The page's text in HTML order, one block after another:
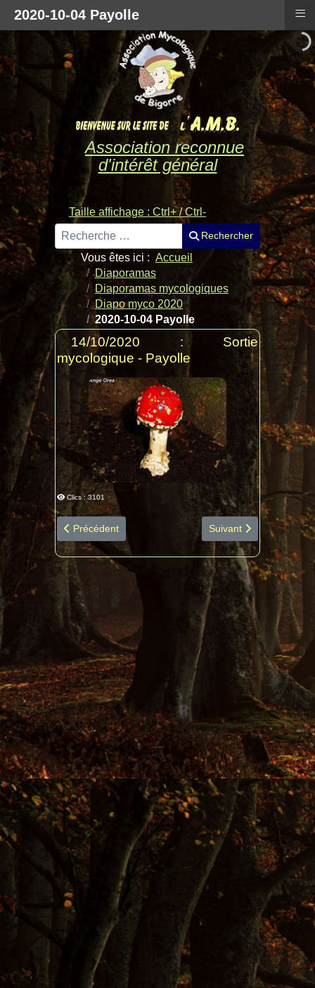
Association reconnue
d'intérêt général
Taille affichage : Ctrl+ / Ctrl-
Rechercher
Rechercher
Vous êtes ici : Accueil
Diaporamas
Diaporamas mycologiques
Diapo myco 2020
2020-10-04 Payolle
14/10/2020 : Sortie
mycologique - Payolle
Clics : 3101
Article précédent : 2020-10-17 Cantaous diapo espèces
Précédent Article suivant : 2020-
Suivant
2020-10-04 Payolle ≡